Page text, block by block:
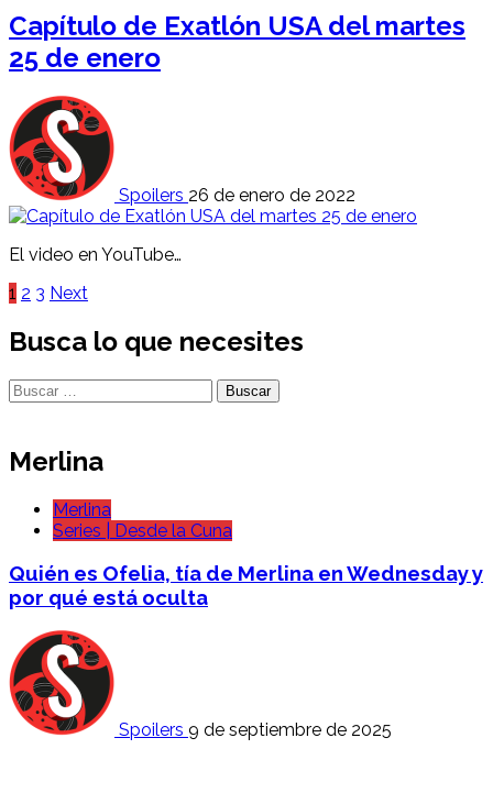
Capítulo de Exatlón USA del martes
25 de enero
Spoilers 26 de enero de 2022
El video en YouTube…
Paginación
de
entradas
1 2 3 Next
Busca lo que necesites
Buscar:
Merlina
Merlina
Series | Desde la Cuna
Quién es Ofelia, tía de Merlina en Wednesday y
por qué está oculta
Spoilers 9 de septiembre de 2025